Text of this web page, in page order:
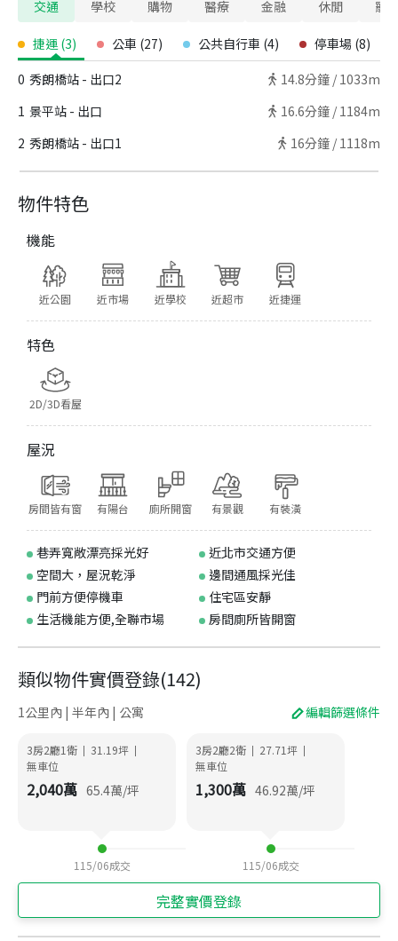
物件特色
機能
近公園 近市場 近學校 近超市 近捷運
特色
2D/3D看屋
屋況
房間皆有窗 有陽台 廁所開窗 有景觀 有裝潢
巷弄寬敞漂亮採光好
近北市交通方便
空間大，屋況乾淨
邊間通風採光佳
門前方便停機車
住宅區安靜
生活機能方便,全聯市場
房間廁所皆開窗
交通 學校 購物 醫療 金融 休閒 寵
捷運 (3) 公車 (27) 公共自行車 (4) 停車場 (8)
0 秀朗橋站 - 出口2 14.8分鐘 / 1033m
1 景平站 - 出口 16.6分鐘 / 1184m
2 秀朗橋站 - 出口1 16分鐘 / 1118m
類似物件實價登錄(142)
1公里內 | 半年內 | 公寓 編輯篩選條件
3房2廳1衛 | 31.19坪 |
無車位
2,040萬 65.4萬/坪
115/06成交
3房2廳2衛 | 27.71坪 |
無車位
1,300萬 46.92萬/坪
115/06成交
完整實價登錄